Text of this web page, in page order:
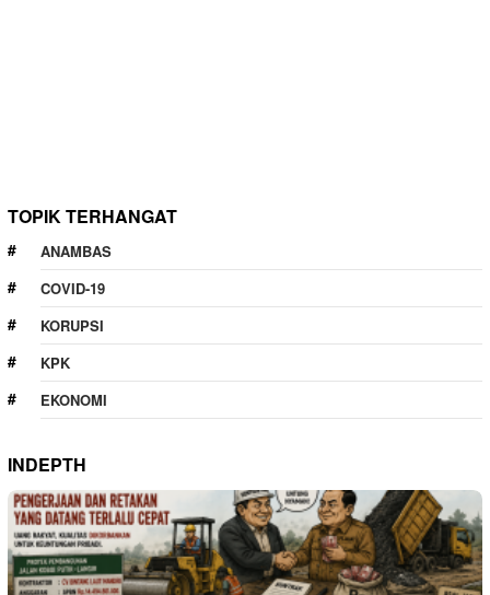
TOPIK TERHANGAT
ANAMBAS
COVID-19
KORUPSI
KPK
EKONOMI
INDEPTH